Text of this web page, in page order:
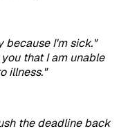
because I'm sick."
that I am unable
illness."
the deadline back